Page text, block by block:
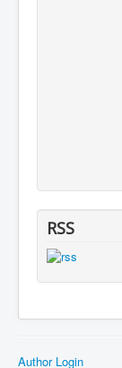
RSS
Author Login